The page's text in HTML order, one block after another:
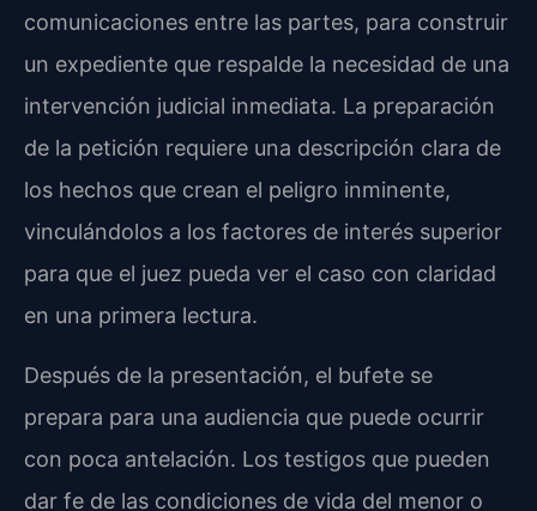
comunicaciones entre las partes, para construir
un expediente que respalde la necesidad de una
intervención judicial inmediata. La preparación
de la petición requiere una descripción clara de
los hechos que crean el peligro inminente,
vinculándolos a los factores de interés superior
para que el juez pueda ver el caso con claridad
en una primera lectura.
Después de la presentación, el bufete se
prepara para una audiencia que puede ocurrir
con poca antelación. Los testigos que pueden
dar fe de las condiciones de vida del menor o